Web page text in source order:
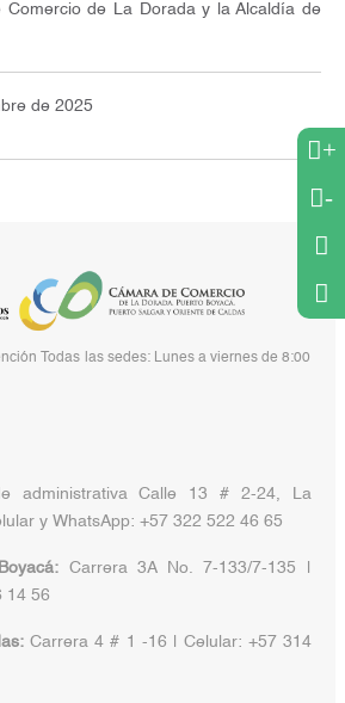
Comercio de La Dorada y la Alcaldía de
de 2025
+
-
Todas las sedes: Lunes a viernes de 8:00
administrativa Calle 13 # 2-24, La
y WhatsApp: +57 322 522 46 65
Carrera 3A No. 7-133/7-135 |
14 56
Carrera 4 # 1 -16 | Celular: +57 314